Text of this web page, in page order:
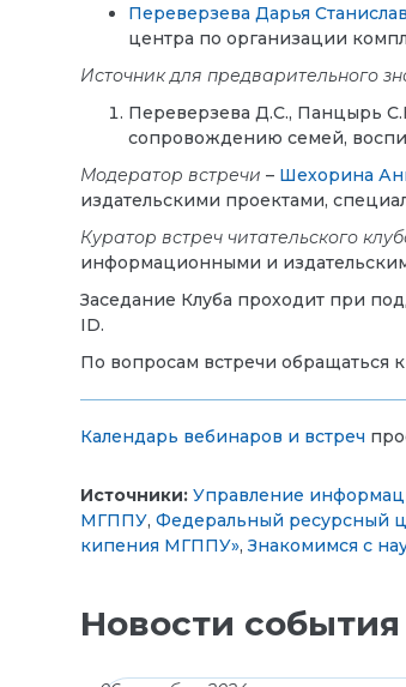
Переверзева Дарья
центра по организации
Источник для предварительного
Переверзева Д.С., Панцырь
сопровождению семей,
Модератор встречи – Шехорина
издательскими проектами,
Куратор встреч читательского
информационными и
Заседание Клуба проходит при
ID.
По вопросам встречи
Календарь вебинаров и встреч
Источники: Управление
МГППУ, Федеральный ресурсный
кипения МГППУ»,Знакомимся с
Новости события